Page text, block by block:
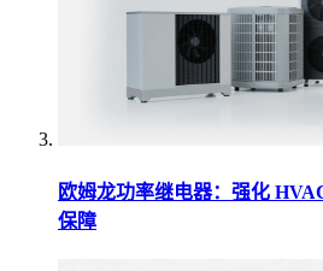
欧姆龙功率继电器：强化
保障